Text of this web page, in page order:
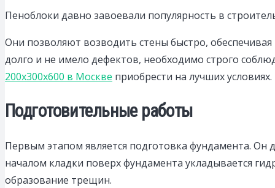
Пеноблоки давно завоевали популярность в
Они позволяют возводить стены быстро,
долго и не имело дефектов, необходимо строго
200х300х600 в Москве приобрести на лучших условиях.
Подготовительные работы
Первым этапом является подготовка фундамента.
началом кладки поверх фундамента укладывается
образование трещин.